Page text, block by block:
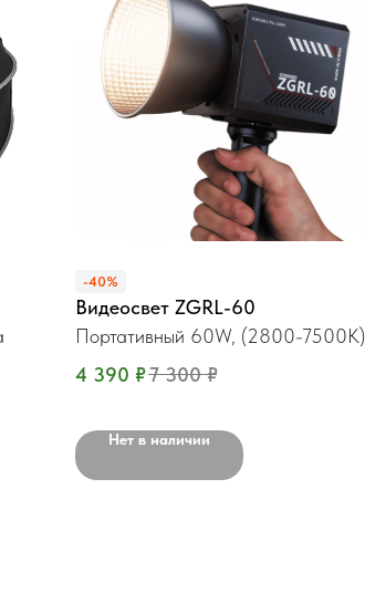
-40%
Видеосвет ZGRL-60
Портативный 60W, (2800-7500K)
4 390 ₽7 300 ₽
Нет в наличии